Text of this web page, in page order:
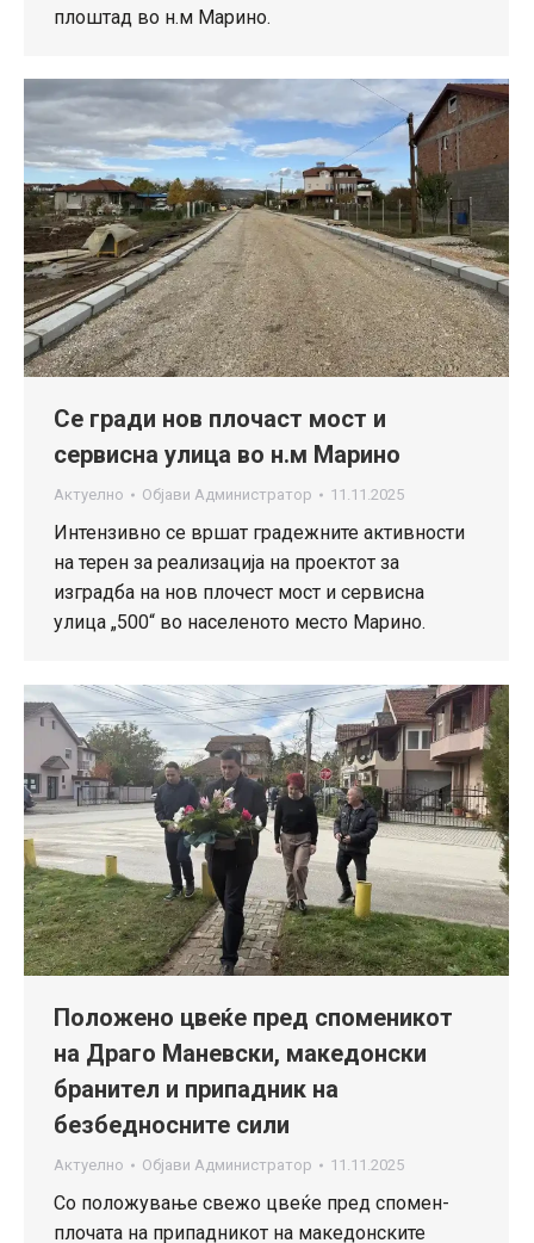
плоштад во н.м Марино.
Се гради нов плочаст мост и
сервисна улица во н.м Марино
Актуелно Објави Администратор 11.11.2025
Интензивно се вршат градежните активности
на терен за реализација на проектот за
изградба на нов плочест мост и сервисна
улица „500“ во населеното место Марино.
Положено цвеќе пред споменикот
на Драго Маневски, македонски
бранител и припадник на
безбедносните сили
Актуелно Објави Администратор 11.11.2025
Со положување свежо цвеќе пред спомен-
плочата на припадникот на македонските